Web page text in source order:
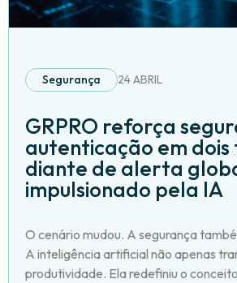
Segurança 24 ABRIL
GRPRO reforça
autenticação em
diante de alerta
impulsionado pela IA
O cenário mudou. A segurança
A inteligência artificial não apenas
produtividade. Ela redefiniu o